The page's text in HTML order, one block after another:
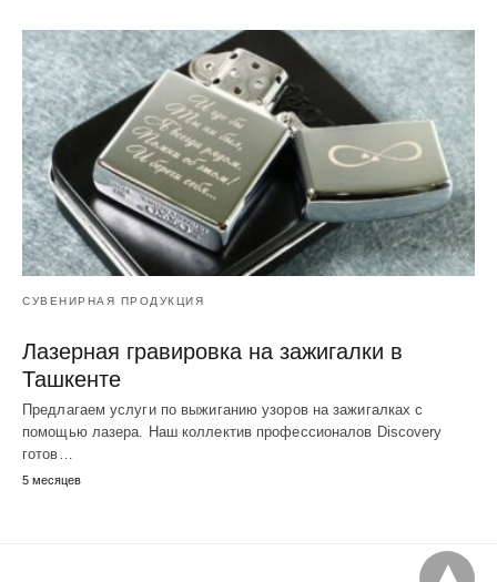
СУВЕНИРНАЯ ПРОДУКЦИЯ
Лазерная гравировка на зажигалки в
Ташкенте
Предлагаем услуги по выжиганию узоров на зажигалках с
помощью лазера. Наш коллектив профессионалов Discovery
готов…
5 месяцев